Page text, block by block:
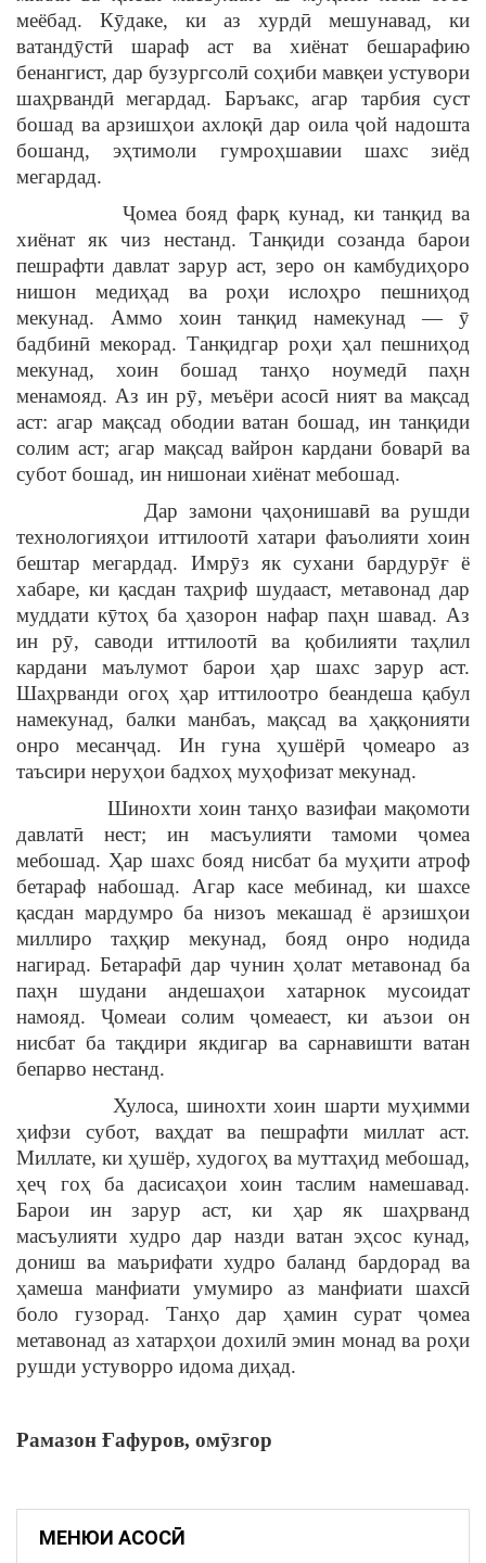
меёбад. Кӯдаке, ки аз хурдӣ мешунавад, ки
ватандӯстӣ шараф аст ва хиёнат бешарафию
бенангист, дар бузургсолӣ соҳиби мавқеи устувори
шаҳрвандӣ мегардад. Баръакс, агар тарбия суст
бошад ва арзишҳои ахлоқӣ дар оила ҷой надошта
бошанд, эҳтимоли гумроҳшавии шахс зиёд
мегардад.
Ҷомеа бояд фарқ кунад, ки танқид ва
хиёнат як чиз нестанд. Танқиди созанда барои
пешрафти давлат зарур аст, зеро он камбудиҳоро
нишон медиҳад ва роҳи ислоҳро пешниҳод
мекунад. Аммо хоин танқид намекунад — ӯ
бадбинӣ мекорад. Танқидгар роҳи ҳал пешниҳод
мекунад, хоин бошад танҳо ноумедӣ паҳн
менамояд. Аз ин рӯ, меъёри асосӣ ният ва мақсад
аст: агар мақсад ободии ватан бошад, ин танқиди
солим аст; агар мақсад вайрон кардани боварӣ ва
субот бошад, ин нишонаи хиёнат мебошад.
Дар замони ҷаҳонишавӣ ва рушди
технологияҳои иттилоотӣ хатари фаъолияти хоин
бештар мегардад. Имрӯз як сухани бардурӯғ ё
хабаре, ки қасдан таҳриф шудааст, метавонад дар
муддати кӯтоҳ ба ҳазорон нафар паҳн шавад. Аз
ин рӯ, саводи иттилоотӣ ва қобилияти таҳлил
кардани маълумот барои ҳар шахс зарур аст.
Шаҳрванди огоҳ ҳар иттилоотро беандеша қабул
намекунад, балки манбаъ, мақсад ва ҳаққонияти
онро месанҷад. Ин гуна ҳушёрӣ ҷомеаро аз
таъсири неруҳои бадхоҳ муҳофизат мекунад.
Шинохти хоин танҳо вазифаи мақомоти
давлатӣ нест; ин масъулияти тамоми ҷомеа
мебошад. Ҳар шахс бояд нисбат ба муҳити атроф
бетараф набошад. Агар касе мебинад, ки шахсе
қасдан мардумро ба низоъ мекашад ё арзишҳои
миллиро таҳқир мекунад, бояд онро нодида
нагирад. Бетарафӣ дар чунин ҳолат метавонад ба
паҳн шудани андешаҳои хатарнок мусоидат
намояд. Ҷомеаи солим ҷомеаест, ки аъзои он
нисбат ба тақдири якдигар ва сарнавишти ватан
бепарво нестанд.
Хулоса, шинохти хоин шарти муҳимми
ҳифзи субот, ваҳдат ва пешрафти миллат аст.
Миллате, ки ҳушёр, худогоҳ ва муттаҳид мебошад,
ҳеҷ гоҳ ба дасисаҳои хоин таслим намешавад.
Барои ин зарур аст, ки ҳар як шаҳрванд
масъулияти худро дар назди ватан эҳсос кунад,
дониш ва маърифати худро баланд бардорад ва
ҳамеша манфиати умумиро аз манфиати шахсӣ
боло гузорад. Танҳо дар ҳамин сурат ҷомеа
метавонад аз хатарҳои дохилӣ эмин монад ва роҳи
рушди устуворро идома диҳад.
Рамазон Ғафуров, омӯзгор
МЕНЮИ АСОСӢ